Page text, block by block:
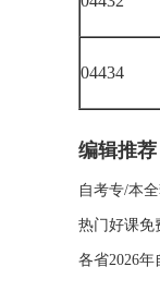
04434
编辑推荐
自考专/本
热门好课免
各省2026年